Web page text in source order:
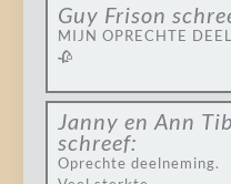
Guy Frison
MIJN OPRECHTE
🥀
Janny en Ann
schreef:
Oprechte deelneming.